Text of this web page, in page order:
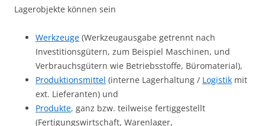
Lagerobjekte können sein
Werkzeuge (Werkzeugausgabe getrennt nach
Investitionsgütern, zum Beispiel Maschinen, und
Verbrauchsgütern wie Betriebsstoffe, Büromaterial),
Produktionsmittel (interne Lagerhaltung / Logistik mit
ext. Lieferanten) und
Produkte, ganz bzw. teilweise fertiggestellt
(Fertigungswirtschaft, Warenlager,